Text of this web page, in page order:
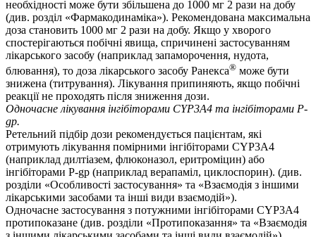
необхідності може бути збільшена до 1000 мг 2 рази на добу
(див. розділ «Фармакодинаміка»). Рекомендована максимальна
доза становить 1000 мг 2 рази на добу. Якщо у хворого
спостерігаються побічні явища, спричинені застосуванням
лікарського засобу (наприклад запаморочення, нудота,
блювання), то доза лікарського засобу Ранекса® може бути
знижена (титрування). Лікування припиняють, якщо побічні
реакції не проходять після зниження дози.
Одночасне лікування інгібіторами CYP3A4 та інгібіторами P-
gp.
Ретельний підбір дози рекомендується пацієнтам, які
отримують лікування помірними інгібіторами CYP3A4
(наприклад дилтіазем, флюконазол, еритроміцин) або
інгібіторами P-gp (наприклад верапаміл, циклоспорин). (див.
розділи «Особливості застосування» та «Взаємодія з іншими
лікарськими засобами та інші види взаємодій»).
Одночасне застосування з потужними інгібіторами CYP3A4
протипоказане (див. розділи «Протипоказання» та «Взаємодія